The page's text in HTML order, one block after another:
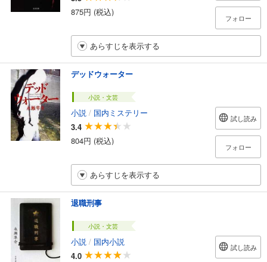
875円 (税込)
フォロー
あらすじを表示する
デッドウォーター
小説・文芸
小説 / 国内ミステリー
3.4
804円 (税込)
試し読み
フォロー
あらすじを表示する
退職刑事
小説・文芸
小説 / 国内小説
4.0
試し読み